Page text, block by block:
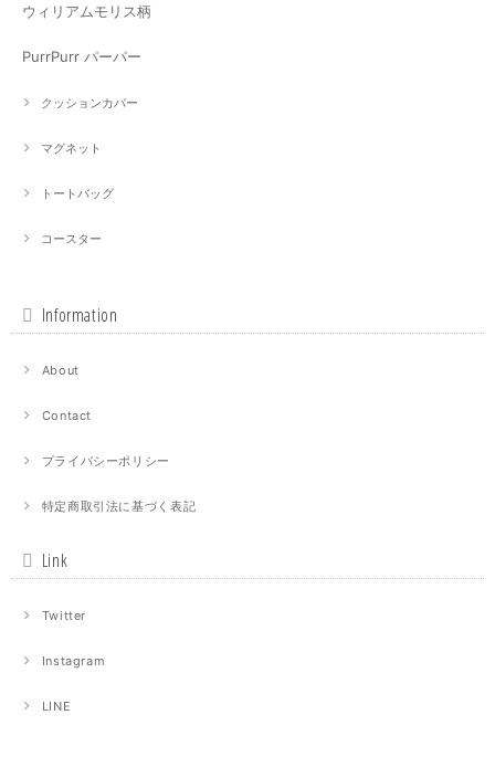
ウィリアムモリス柄
PurrPurr パーパー
クッションカバー
マグネット
トートバッグ
コースター
Information
About
Contact
プライバシーポリシー
特定商取引法に基づく表記
Link
Twitter
Instagram
LINE